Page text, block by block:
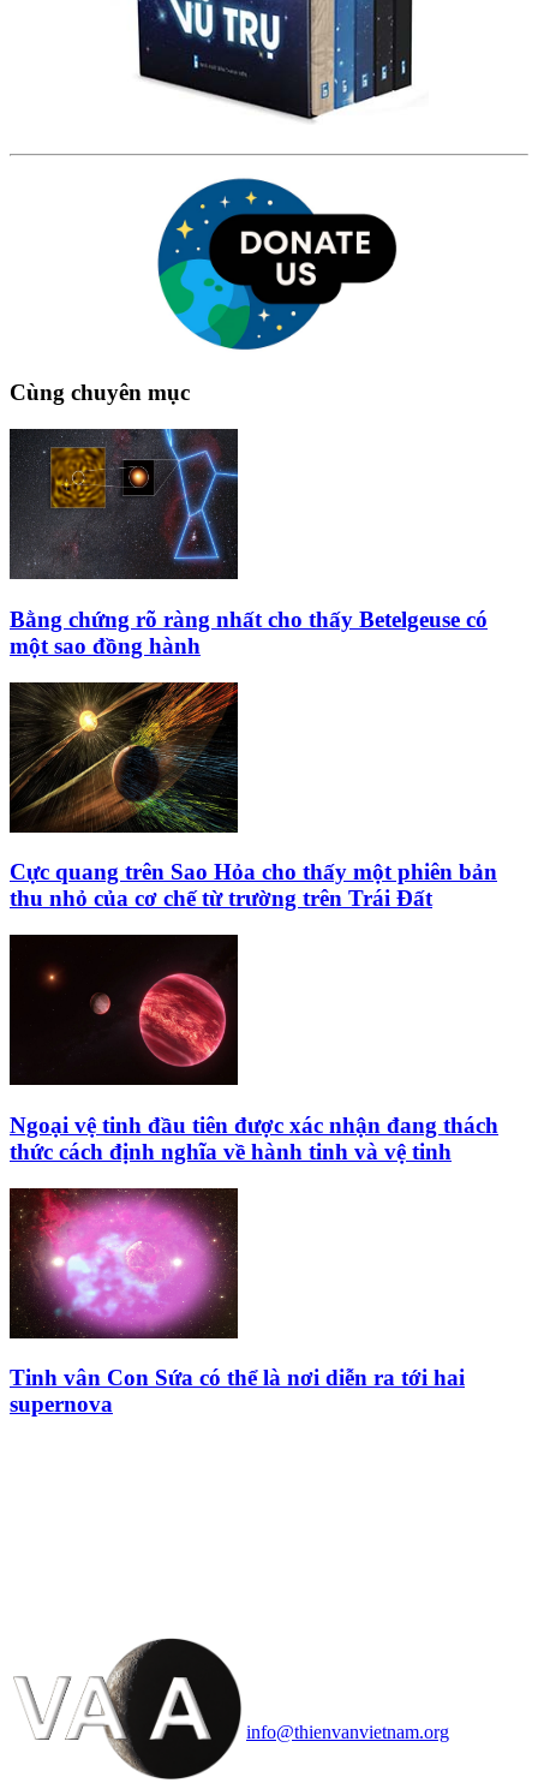
Cùng chuyên mục
Bằng chứng rõ ràng nhất cho thấy Betelgeuse có
một sao đồng hành
Cực quang trên Sao Hỏa cho thấy một phiên bản
thu nhỏ của cơ chế từ trường trên Trái Đất
Ngoại vệ tinh đầu tiên được xác nhận đang thách
thức cách định nghĩa về hành tinh và vệ tinh
Tinh vân Con Sứa có thể là nơi diễn ra tới hai
supernova
info@thienvanvietnam.org